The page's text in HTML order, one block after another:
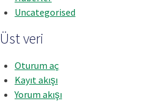
Uncategorised
Üst veri
Oturum aç
Kayıt akışı
Yorum akışı